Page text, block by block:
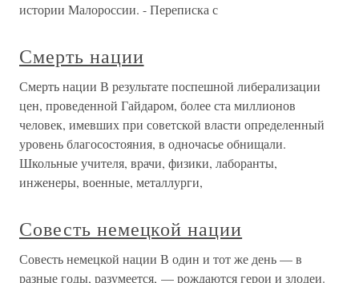
истории Малороссии. - Переписка с
Смерть нации
Смерть нации В результате поспешной либерализации
цен, проведенной Гайдаром, более ста миллионов
человек, имевших при советской власти определенный
уровень благосостояния, в одночасье обнищали.
Школьные учителя, врачи, физики, лаборанты,
инженеры, военны­е, металлурги,
Совесть немецкой нации
Совесть немецкой нации В один и тот же день — в
разные годы, разумеется, — рождаются герои и злодеи.